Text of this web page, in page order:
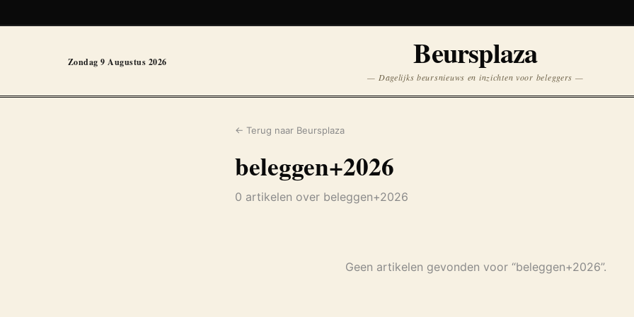
Zondag 9 Augustus 2026 Beursplaza
— Dagelijks beursnieuws en inzichten voor beleggers —
← Terug naar Beursplaza
beleggen+2026
0 artikelen over beleggen+2026
Geen artikelen gevonden voor “beleggen+2026”.